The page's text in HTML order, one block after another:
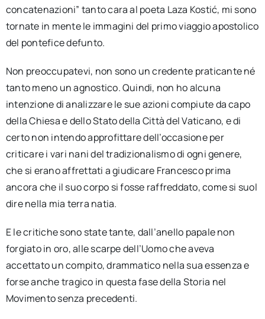
concatenazioni” tanto cara al poeta Laza Kostić, mi sono
tornate in mente le immagini del primo viaggio apostolico
del pontefice defunto.
Non preoccupatevi, non sono un credente praticante né
tanto meno un agnostico. Quindi, non ho alcuna
intenzione di analizzare le sue azioni compiute da capo
della Chiesa e dello Stato della Città del Vaticano, e di
certo non intendo approfittare dell’occasione per
criticare i vari nani del tradizionalismo di ogni genere,
che si erano affrettati a giudicare Francesco prima
ancora che il suo corpo si fosse raffreddato, come si suol
dire nella mia terra natia.
E le critiche sono state tante, dall’anello papale non
forgiato in oro, alle scarpe dell’Uomo che aveva
accettato un compito, drammatico nella sua essenza e
forse anche tragico in questa fase della Storia nel
Movimento senza precedenti.